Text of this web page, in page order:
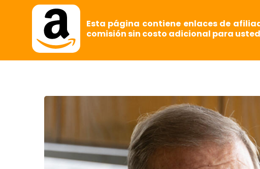
Esta página contiene enlaces de
comisión sin costo adicional para